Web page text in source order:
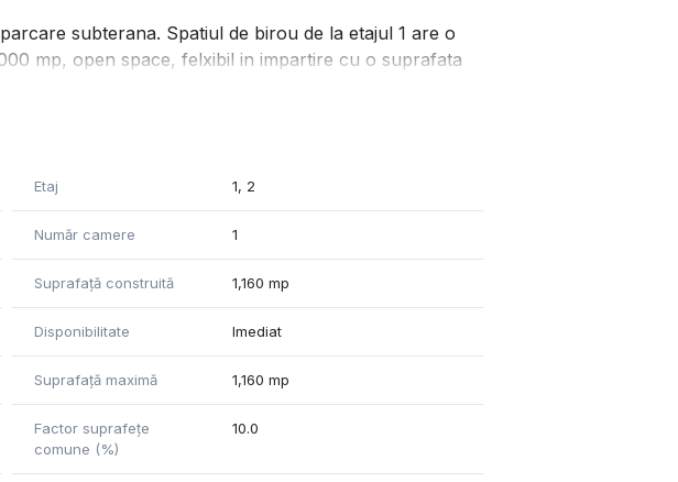
subterana. Spatiul de birou de la etajul 1 are o
mp, open space, felxibil in impartire cu o suprafata
cu 4 tevi, spatii comune amenajate elegant si locuri
Etaj 1, 2
Număr camere 1
Suprafață construită 1,160 mp
Disponibilitate Imediat
Suprafață maximă 1,160 mp
Factor suprafețe
comune (%)
10.0